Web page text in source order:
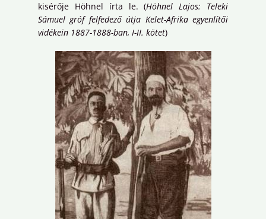
kisérője Höhnel írta le. (Höhnel Lajos: Teleki
Sámuel gróf felfedező útja Kelet-Afrika egyenlítői
vidékein 1887-1888-ban, I-II. kötet)